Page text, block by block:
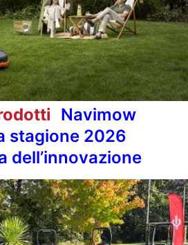
Navimow
stagione 2026
dell’innovazione